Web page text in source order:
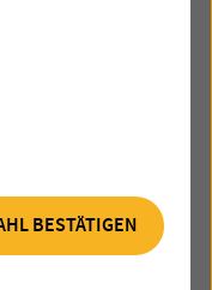
um
Beschwerden
Sie über das
hier eine neutrale
einer
BESTÄTIGEN